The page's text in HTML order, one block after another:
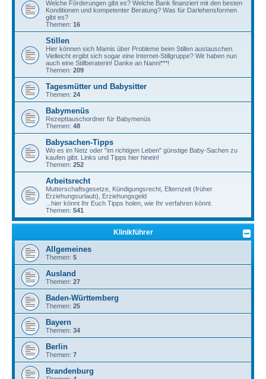
Welche Förderungen gibt es? Welche Bank finanziert mit den besten
Konditionen und kompetenter Beratung? Was für Darlehensformen
gibt es?
Themen: 16
Stillen
Hier können sich Mamis über Probleme beim Stillen austauschen.
Vielleicht ergibt sich sogar eine Internet-Stillgruppe? Wir haben nun
auch eine Stillberaterin! Danke an Nanni***!
Themen: 209
Tagesmütter und Babysitter
Themen: 24
Babymenüs
Rezepttauschordner für Babymenüs
Themen: 48
Babysachen-Tipps
Wo es im Netz oder "im richtigen Leben" günstige Baby-Sachen zu
kaufen gibt. Links und Tipps hier hinein!
Themen: 252
Arbeitsrecht
Mutterschaftsgesetze, Kündigungsrecht, Elternzeit (früher
Erziehungsurlaub), Erziehungsgeld
...hier könnt Ihr Euch Tipps holen, wie Ihr verfahren könnt.
Themen: 541
Klinikführer
Allgemeines
Themen: 5
Ausland
Themen: 27
Baden-Württemberg
Themen: 25
Bayern
Themen: 34
Berlin
Themen: 7
Brandenburg